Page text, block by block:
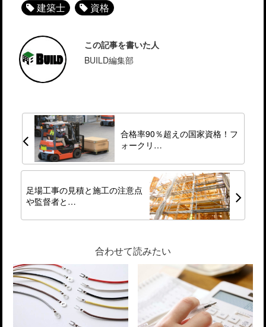
建築士
資格
この記事を書いた人
BUILD編集部
合格率90％超えの国家資格！フ
ォークリ…
足場工事の見積と施工の注意点
や監督者と…
合わせて読みたい